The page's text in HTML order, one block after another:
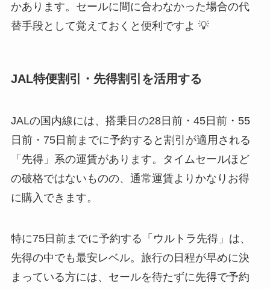
かあります。セールに間に合わなかった場合の代
替手段として覚えておくと便利ですよ 💡
JAL特便割引・先得割引を活用する
JALの国内線には、搭乗日の28日前・45日前・55
日前・75日前までに予約すると割引が適用される
「先得」系の運賃があります。タイムセールほど
の破格ではないものの、通常運賃よりかなりお得
に購入できます。
特に75日前までに予約する「ウルトラ先得」は、
先得の中でも最安レベル。旅行の日程が早めに決
まっている方には、セールを待たずに先得で予約